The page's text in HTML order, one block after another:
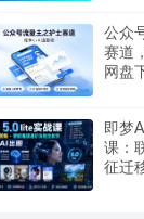
公众
赛道
网盘
即梦
课：
征迁